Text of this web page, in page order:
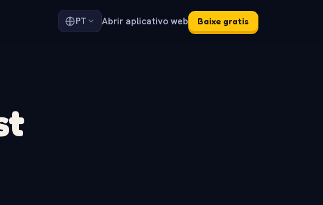
PT Abrir aplicativo web Baixe gratis